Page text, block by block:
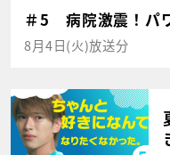
＃5 病院激震！パ
8月4日(火)放送分